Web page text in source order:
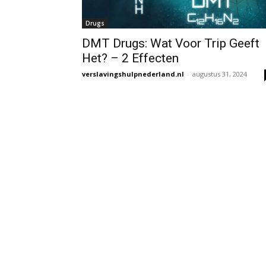
Drugs
DMT Drugs: Wat Voor Trip Geeft
Het? – 2 Effecten
verslavingshulpnederland.nl - augustus 31, 2024